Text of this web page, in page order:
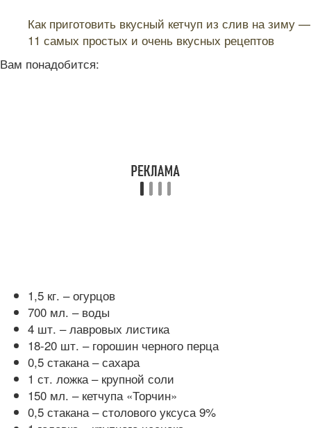
Как приготовить вкусный кетчуп из слив на зиму —
11 самых простых и очень вкусных рецептов
Вам понадобится:
1,5 кг. – огурцов
700 мл. – воды
4 шт. – лавровых листика
18-20 шт. – горошин черного перца
0,5 стакана – сахара
1 ст. ложка – крупной соли
150 мл. – кетчупа «Торчин»
0,5 стакана – столового уксуса 9%